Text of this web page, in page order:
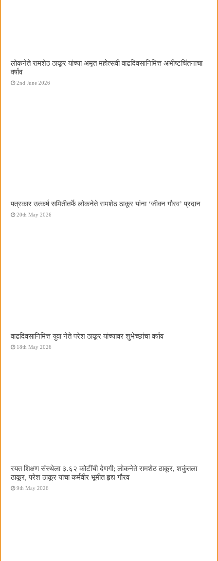
लोकनेते रामशेठ ठाकूर यांच्या अमृत महोत्सवी वाढदिवसानिमित्त अभीष्टचिंतनाचा
वर्षाव
2nd June 2026
पत्रकार उत्कर्ष समितीतर्फे लोकनेते रामशेठ ठाकूर यांना ‌‘जीवन गौरव‌’ प्रदान
20th May 2026
वाढदिवसानिमित्त युवा नेते परेश ठाकूर यांच्यावर शुभेच्छांचा वर्षाव
18th May 2026
रयत शिक्षण संस्थेला ३.६२ कोटींची देणगी; लोकनेते रामशेठ ठाकूर, शकुंतला
ठाकूर, परेश ठाकूर यांचा कर्मवीर भूमीत हृद्य गौरव
9th May 2026